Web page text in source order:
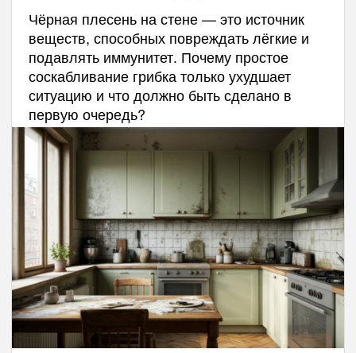
Чёрная плесень на стене — это источник
веществ, способных повреждать лёгкие и
подавлять иммунитет. Почему простое
соскабливание грибка только ухудшает
ситуацию и что должно быть сделано в
первую очередь?